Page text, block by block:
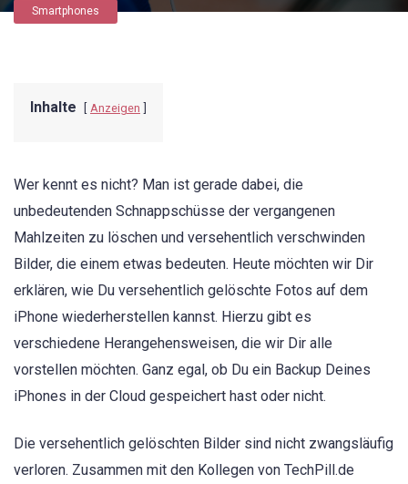
Smartphones
Inhalte Anzeigen
Wer kennt es nicht? Man ist gerade dabei, die
unbedeutenden Schnappschüsse der vergangenen
Mahlzeiten zu löschen und versehentlich verschwinden
Bilder, die einem etwas bedeuten. Heute möchten wir Dir
erklären, wie Du versehentlich gelöschte Fotos auf dem
iPhone wiederherstellen kannst. Hierzu gibt es
verschiedene Herangehensweisen, die wir Dir alle
vorstellen möchten. Ganz egal, ob Du ein Backup Deines
iPhones in der Cloud gespeichert hast oder nicht.
Die versehentlich gelöschten Bilder sind nicht zwangsläufig
verloren. Zusammen mit den Kollegen von TechPill.de